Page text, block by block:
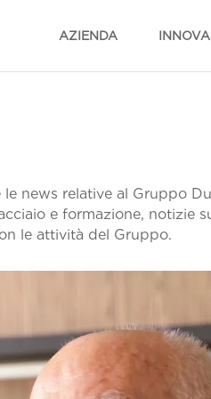
AZIENDA
news relative al Gruppo
e formazione, notizie
le attività del Gruppo.